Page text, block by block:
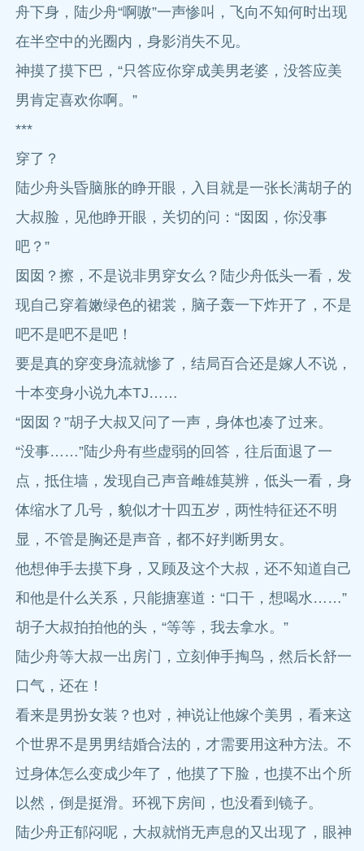
舟下身，陆少舟“啊嗷”一声惨叫，飞向不知何时出现
在半空中的光圈内，身影消失不见。
神摸了摸下巴，“只答应你穿成美男老婆，没答应美
男肯定喜欢你啊。”
***
穿了？
陆少舟头昏脑胀的睁开眼，入目就是一张长满胡子的
大叔脸，见他睁开眼，关切的问：“囡囡，你没事
吧？”
囡囡？擦，不是说非男穿女么？陆少舟低头一看，发
现自己穿着嫩绿色的裙裳，脑子轰一下炸开了，不是
吧不是吧不是吧！
要是真的穿变身流就惨了，结局百合还是嫁人不说，
十本变身小说九本TJ……
“囡囡？”胡子大叔又问了一声，身体也凑了过来。
“没事……”陆少舟有些虚弱的回答，往后面退了一
点，抵住墙，发现自己声音雌雄莫辨，低头一看，身
体缩水了几号，貌似才十四五岁，两性特征还不明
显，不管是胸还是声音，都不好判断男女。
他想伸手去摸下身，又顾及这个大叔，还不知道自己
和他是什么关系，只能搪塞道：“口干，想喝水……”
胡子大叔拍拍他的头，“等等，我去拿水。”
陆少舟等大叔一出房门，立刻伸手掏鸟，然后长舒一
口气，还在！
看来是男扮女装？也对，神说让他嫁个美男，看来这
个世界不是男男结婚合法的，才需要用这种方法。不
过身体怎么变成少年了，他摸了下脸，也摸不出个所
以然，倒是挺滑。环视下房间，也没看到镜子。
陆少舟正郁闷呢，大叔就悄无声息的又出现了，眼神